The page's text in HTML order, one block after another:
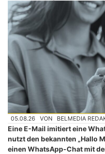
05.08.26 VON BELMEDIA
Eine E-Mail imitiert eine
nutzt den bekannten „Hallo
einen WhatsApp-Chat mit